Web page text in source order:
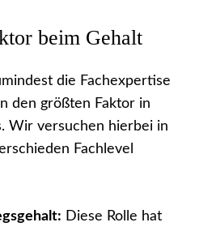
beim Gehalt
die Fachexpertise
den größten Faktor in
Wir versuchen hierbei in
Fachlevel
Diese Rolle hat